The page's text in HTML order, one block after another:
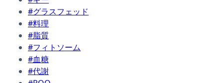
#グラスフェッド
#料理
#脂質
#フィトソーム
#血糖
#代謝